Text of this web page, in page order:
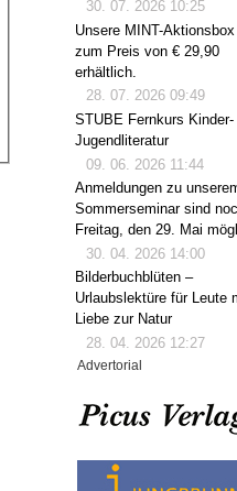
30. 07. 2026 10:25
Unsere MINT-
zum Preis von € 29,90
erhältlich.
28. 07. 2026 09:49
STUBE Fernkurs Kinder-
Jugendliteratur
09. 06. 2026 11:44
Anmeldungen zu
Sommerseminar sind
Freitag, den 29. Mai
30. 04. 2026 14:00
Bilderbuchblüten –
Urlaubslektüre für Leute
Liebe zur Natur
28. 04. 2026 12:27
Advertorial